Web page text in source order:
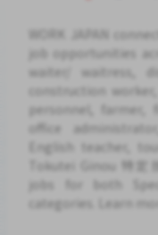
WORK JAPAN
job opportunities
waiter/ waitress,
construction
personnel, farmer,
office
English teacher,
Tokutei Ginou 特定
jobs for both
categories. Learn